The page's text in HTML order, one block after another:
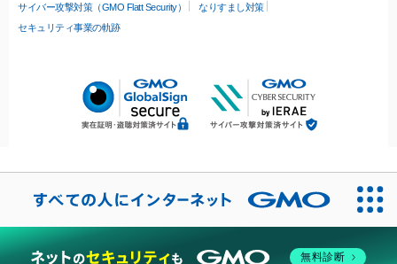
サイバー攻撃対策（GMO Flatt Security）
なりすまし対策
セキュリティ事業の軌跡
無料診断